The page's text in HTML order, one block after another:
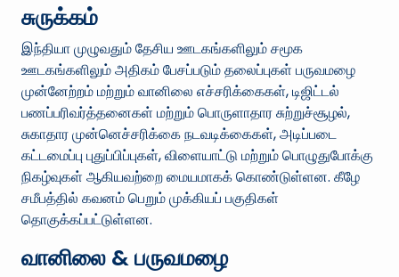
சுருக்கம்
இந்தியா முழுவதும் தேசிய ஊடகங்களிலும் சமூக
ஊடகங்களிலும் அதிகம் பேசப்படும் தலைப்புகள் பருவமழை
முன்னேற்றம் மற்றும் வானிலை எச்சரிக்கைகள், டிஜிட்டல்
பணப்பரிவர்த்தனைகள் மற்றும் பொருளாதார சுற்றுச்சூழல்,
சுகாதார முன்னெச்சரிக்கை நடவடிக்கைகள், அடிப்படை
கட்டமைப்பு புதுப்பிப்புகள், விளையாட்டு மற்றும் பொழுதுபோக்கு
நிகழ்வுகள் ஆகியவற்றை மையமாகக் கொண்டுள்ளன. கீழே
சமீபத்தில் கவனம் பெறும் முக்கியப் பகுதிகள்
தொகுக்கப்பட்டுள்ளன.
வானிலை & பருவமழை